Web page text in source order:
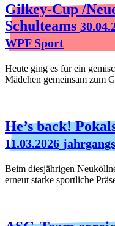
Gilkey-Cup /
Schulteams
WPF Sport
Heute ging es für ein
Mädchen gemeinsam zum
He’s back!
11.03.2026
Beim diesjährigen
erneut starke sportliche